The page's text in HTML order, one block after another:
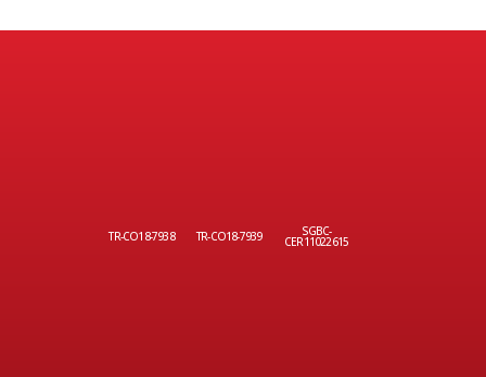
TR-CO18-7938 TR-CO18-7939 SGBC-
CER11022615